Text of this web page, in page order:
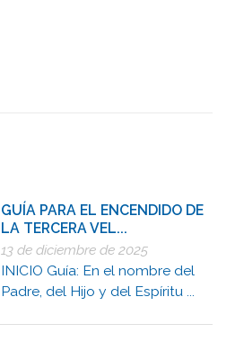
GUÍA PARA EL ENCENDIDO DE
LA TERCERA VEL...
13 de diciembre de 2025
INICIO Guía: En el nombre del
Padre, del Hijo y del Espíritu ...